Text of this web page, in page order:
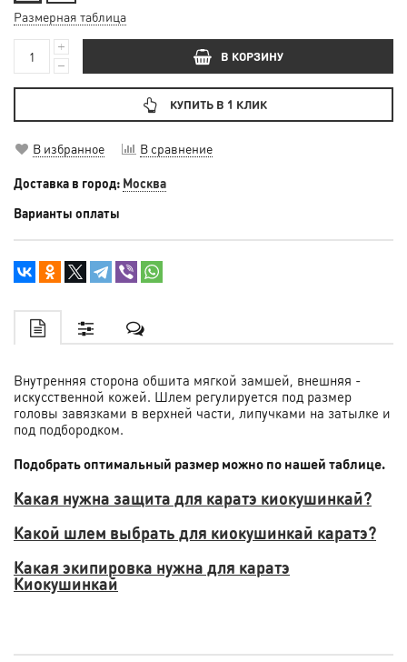
Размерная таблица
В КОРЗИНУ
КУПИТЬ В 1 КЛИК
В избранное В сравнение
Доставка в город: Москва
Варианты оплаты
Внутренняя сторона обшита мягкой замшей, внешняя -
искусственной кожей. Шлем регулируется под размер
головы завязками в верхней части, липучками на затылке и
под подбородком.
Подобрать оптимальный размер можно по нашей таблице.
Какая нужна защита для каратэ киокушинкай?
Какой шлем выбрать для киокушинкай каратэ?
Какая экипировка нужна для каратэ
Киокушинкай